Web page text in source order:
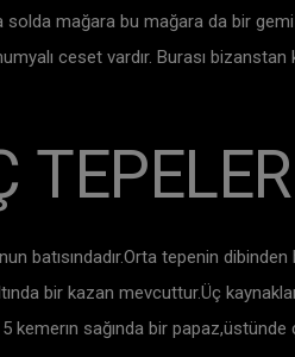
solda mağara bu mağara da bir
ceset vardır. Burası
tepenin dibinden
bir kazan mevcuttur.Üç
sağında bir